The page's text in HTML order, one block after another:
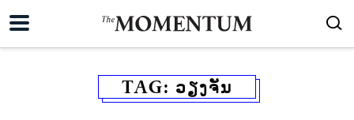
TAG: ວຽງຈັນ